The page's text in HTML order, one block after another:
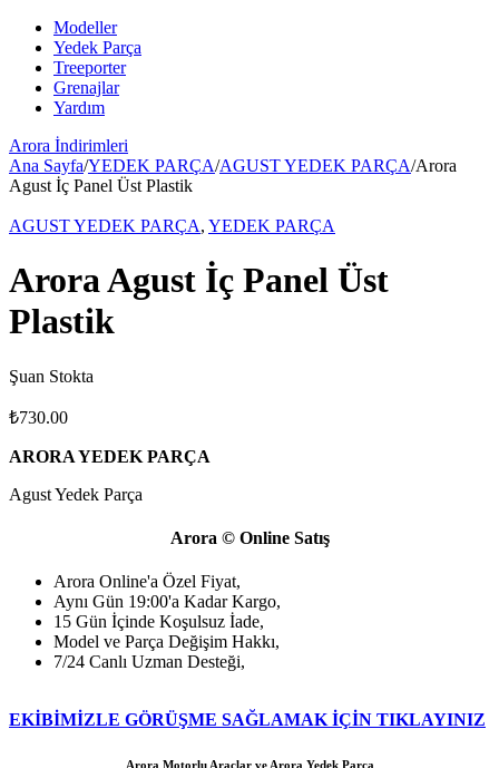
Modeller
Yedek Parça
Treeporter
Grenajlar
Yardım
Arora İndirimleri
Ana Sayfa/YEDEK PARÇA/AGUST YEDEK PARÇA/Arora
Agust İç Panel Üst Plastik
AGUST YEDEK PARÇA, YEDEK PARÇA
Arora Agust İç Panel Üst
Plastik
Şuan Stokta
₺730.00
ARORA YEDEK PARÇA
Agust Yedek Parça
Arora © Online Satış
Arora Online'a Özel Fiyat,
Aynı Gün 19:00'a Kadar Kargo,
15 Gün İçinde Koşulsuz İade,
Model ve Parça Değişim Hakkı,
7/24 Canlı Uzman Desteği,
EKİBİMİZLE GÖRÜŞME SAĞLAMAK İÇİN TIKLAYINIZ
Arora Motorlu Araçlar ve Arora Yedek Parça